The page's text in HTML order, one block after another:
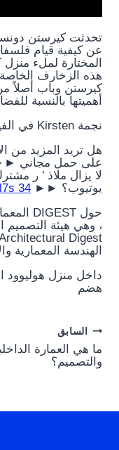
تحدثت كيرستن
عن كيفية قيام
المختارة لملء
هذه الزخارف
كيرستن وباب أصلاً
أهميتها بالنسبة
نجمة Kirsten في الفيلم الجديد The Power of the Dog
هل تريد المزيد من
على حمل مجاني
لا يزال ملاذ ' ر
يوتيوب؟ ►► 34
حول DIGEST المعماري
، وهي هيئة التصميم
الهندسة المعمارية
داخل منزل هوليوود
هضم
Post
navigation
السابق
ما هي العمارة
والتصميم؟